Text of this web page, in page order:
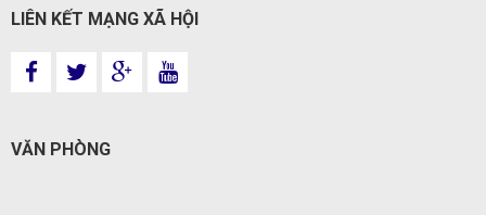
LIÊN KẾT MẠNG XÃ HỘI
VĂN PHÒNG